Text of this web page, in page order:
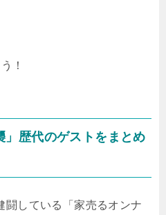
！
」歴代のゲストをまとめ
闘している「家売るオンナ